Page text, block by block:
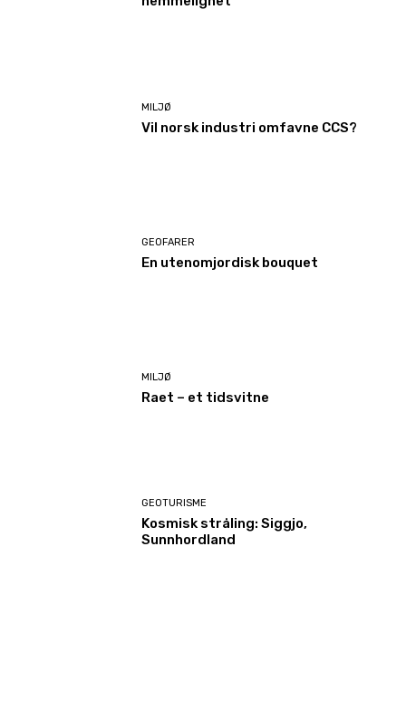
MILJØ
Vil norsk industri omfavne CCS?
GEOFARER
En utenomjordisk bouquet
MILJØ
Raet – et tidsvitne
GEOTURISME
Kosmisk stråling: Siggjo,
Sunnhordland